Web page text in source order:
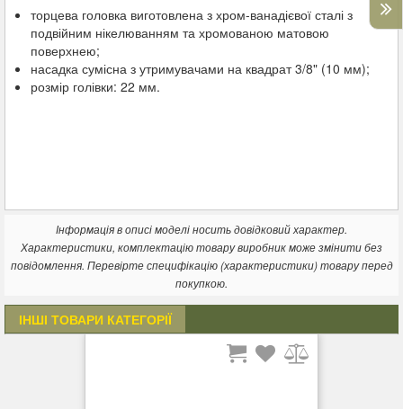
торцева головка виготовлена з хром-ванадієвої сталі з
подвійним нікелюванням та хромованою матовою
поверхнею;
насадка сумісна з утримувачами на квадрат 3/8" (10 мм);
розмір голівки: 22 мм.
Інформація в описі моделі носить довідковий характер.
Характеристики, комплектацію товару виробник може змінити без
повідомлення. Перевірте специфікацію (характеристики) товару перед
покупкою.
ІНШІ ТОВАРИ КАТЕГОРІЇ